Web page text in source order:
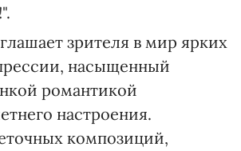
зрителя в мир ярких
насыщенный
романтикой
настроения.
композиций,